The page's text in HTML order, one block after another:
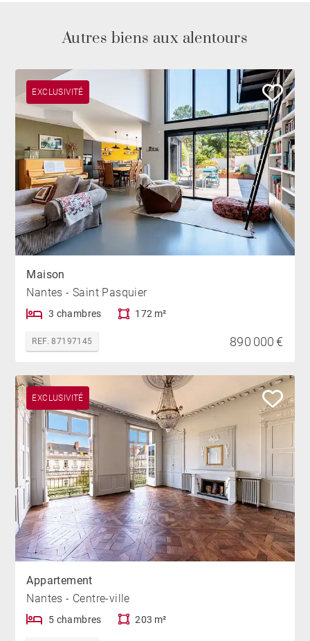
Autres biens aux alentours
EXCLUSIVITÉ
Maison
Nantes - Saint Pasquier
3 chambres 172 m²
REF. 87197145 890 000 €
EXCLUSIVITÉ
Appartement
Nantes - Centre-ville
5 chambres 203 m²